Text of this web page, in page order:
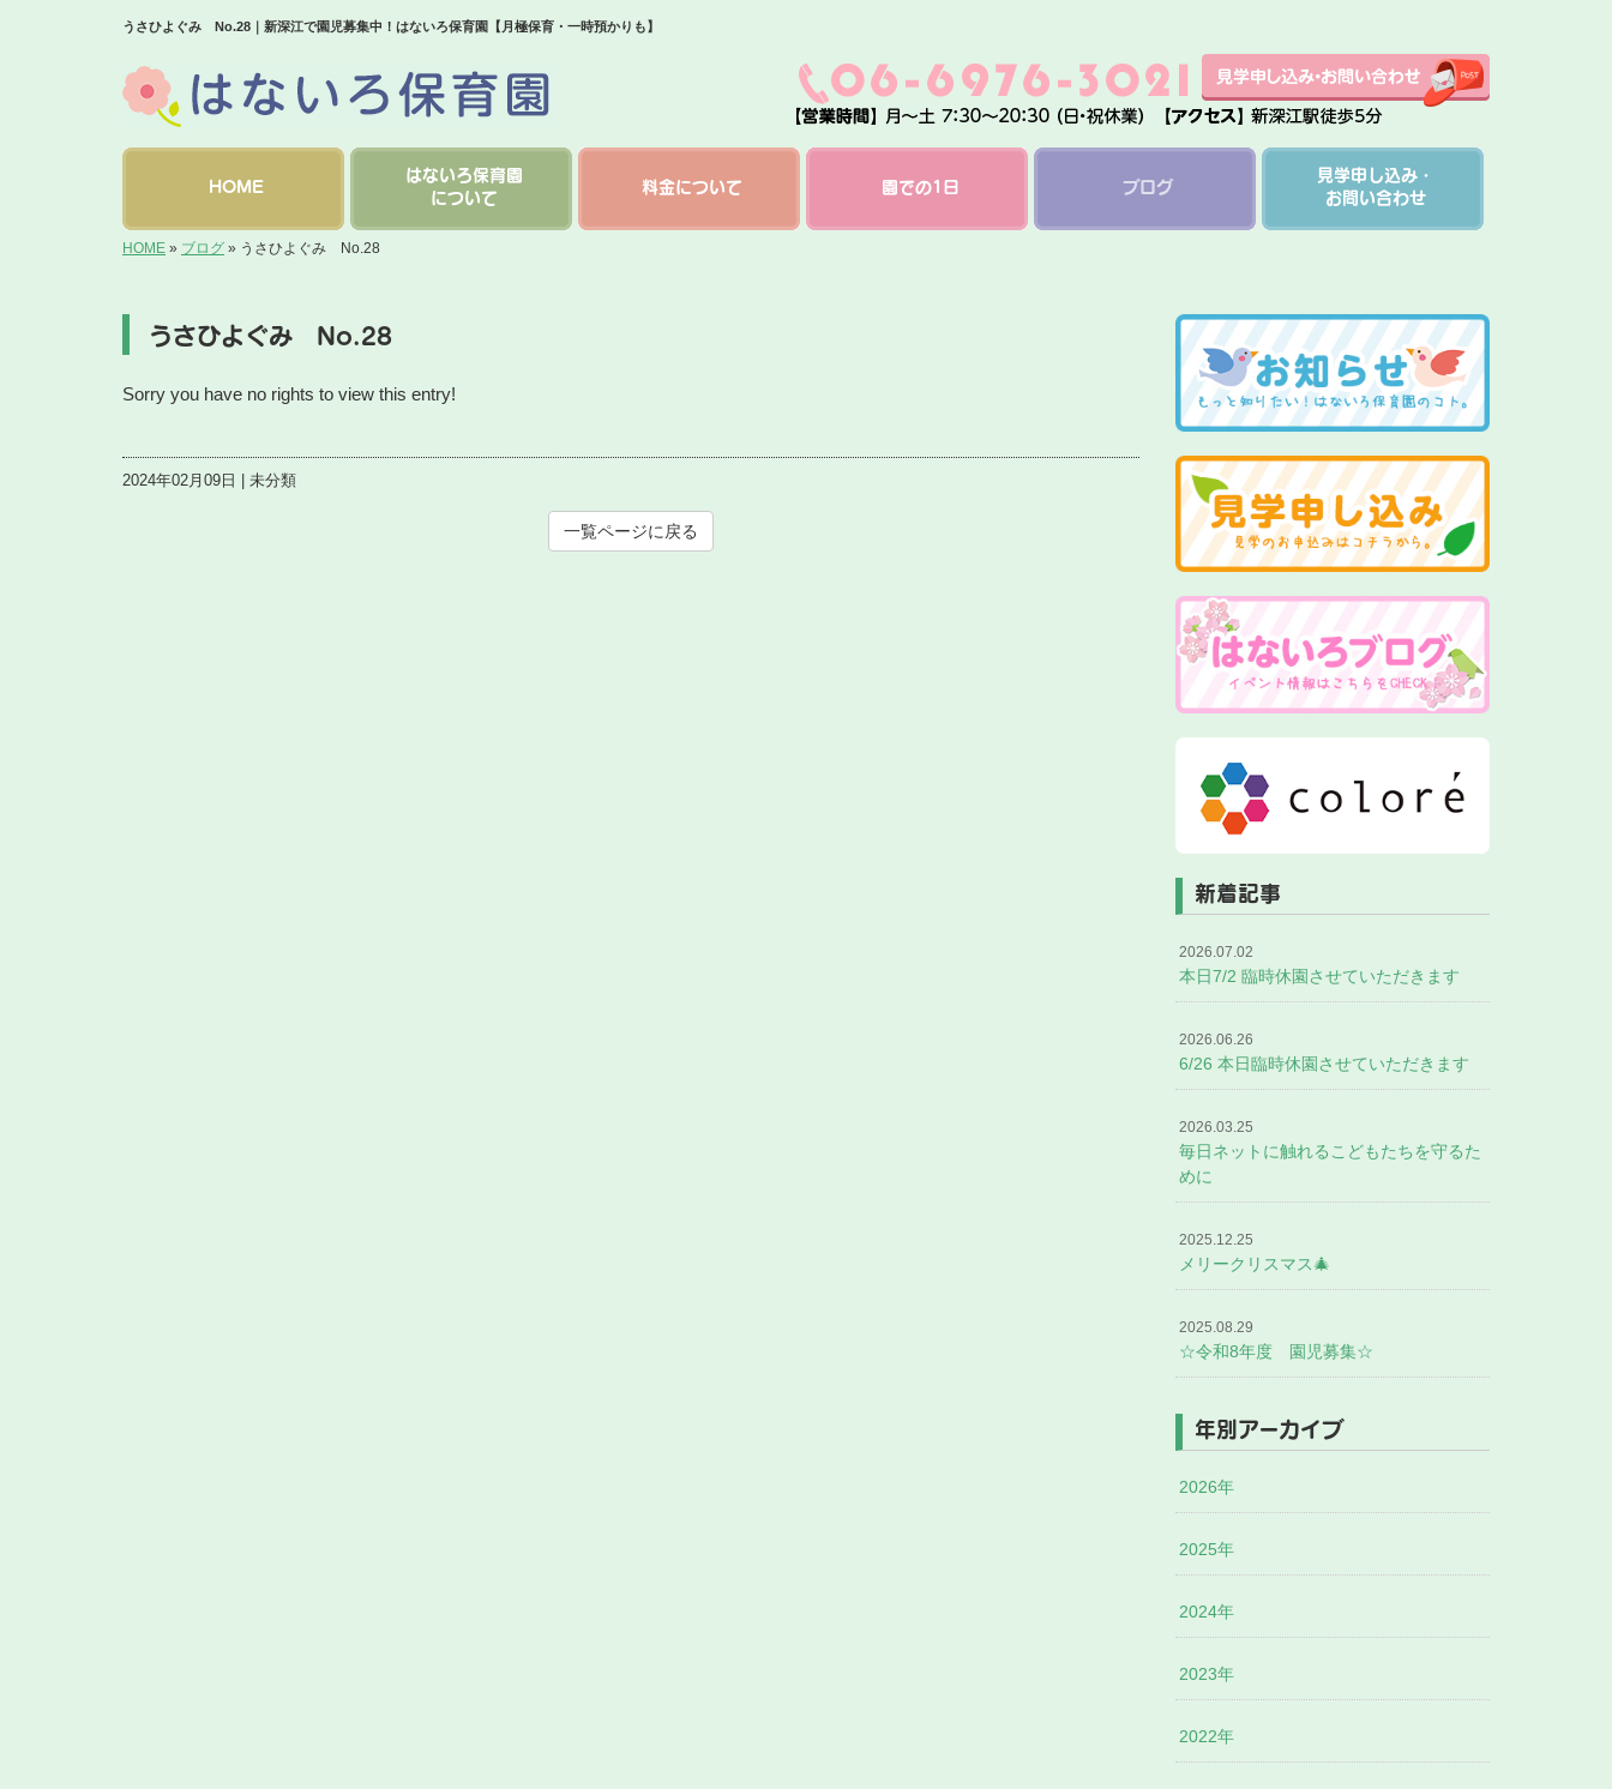
うさひよぐみ No.28｜新深江で園児募集中！はないろ保育園【月極保育・一時預かりも】
HOME
はないろ保育園
について
料金について 園での1日 ブログ
見学申し込み・
お問い合わせ
HOME » ブログ » うさひよぐみ No.28
うさひよぐみ No.28
Sorry you have no rights to view this entry!
2024年02月09日 | 未分類
一覧ページに戻る
新着記事
2026.07.02
本日7/2 臨時休園させていただきます
2026.06.26
6/26 本日臨時休園させていただきます
2026.03.25
毎日ネットに触れるこどもたちを守るた
めに
2025.12.25
メリークリスマス🎄
2025.08.29
☆令和8年度 園児募集☆
年別アーカイブ
2026年
2025年
2024年
2023年
2022年